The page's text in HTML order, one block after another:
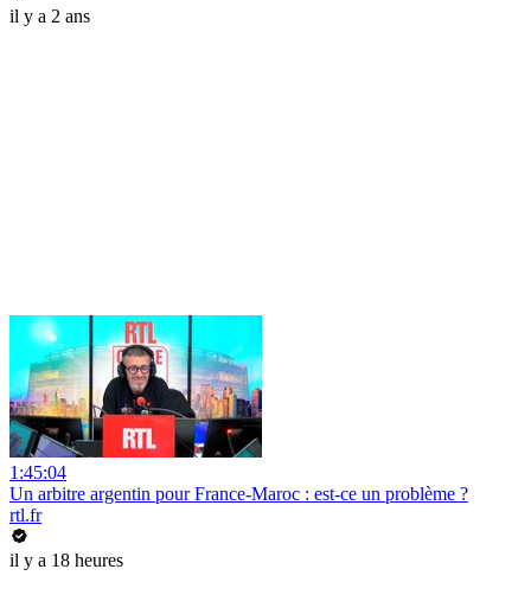
il y a 2 ans
1:45:04
Un arbitre argentin pour France-Maroc : est-ce un problème ?
rtl.fr
il y a 18 heures